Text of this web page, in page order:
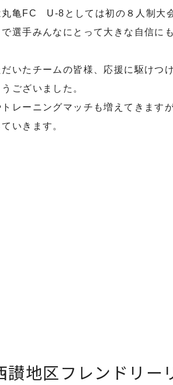
丸亀FC U-8としては初の８人制大
選手みんなにとって大きな自信に
いたチームの皆様、応援に駆けつ
ございました。
レーニングマッチも増えてきます
いきます。
讃地区フレンドリ